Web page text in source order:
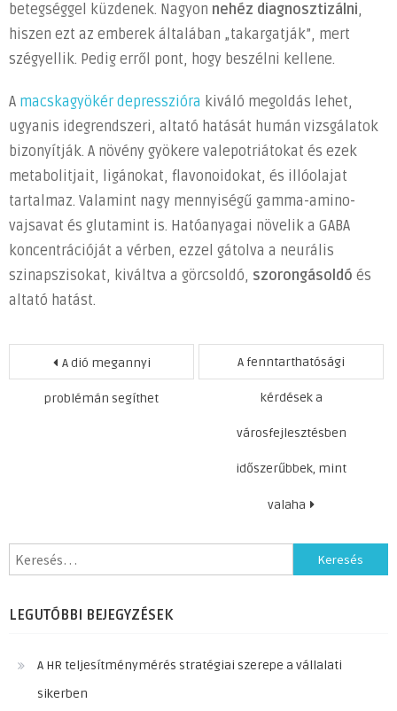
betegséggel küzdenek. Nagyon nehéz diagnosztizálni,
hiszen ezt az emberek általában „takargatják”, mert
szégyellik. Pedig erről pont, hogy beszélni kellene.
A macskagyökér depresszióra kiváló megoldás lehet,
ugyanis idegrendszeri, altató hatását humán vizsgálatok
bizonyítják. A növény gyökere valepotriátokat és ezek
metabolitjait, ligánokat, flavonoidokat, és illóolajat
tartalmaz. Valamint nagy mennyiségű gamma-amino-
vajsavat és glutamint is. Hatóanyagai növelik a GABA
koncentrációját a vérben, ezzel gátolva a neurális
szinapszisokat, kiváltva a görcsoldó, szorongásoldó és
altató hatást.
Bejegyzés
navigáció
A dió megannyi
problémán segíthet
A fenntarthatósági
kérdések a
városfejlesztésben
időszerűbbek, mint
valaha
Keresés:
LEGUTÓBBI BEJEGYZÉSEK
A HR teljesítménymérés stratégiai szerepe a vállalati
sikerben